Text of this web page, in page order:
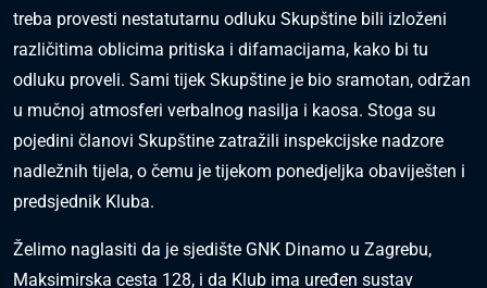
treba provesti nestatutarnu odluku Skupštine bili izloženi
različitima oblicima pritiska i difamacijama, kako bi tu
odluku proveli. Sami tijek Skupštine je bio sramotan, održan
u mučnoj atmosferi verbalnog nasilja i kaosa. Stoga su
pojedini članovi Skupštine zatražili inspekcijske nadzore
nadležnih tijela, o čemu je tijekom ponedjeljka obaviješten i
predsjednik Kluba.
Želimo naglasiti da je sjedište GNK Dinamo u Zagrebu,
Maksimirska cesta 128, i da Klub ima uređen sustav